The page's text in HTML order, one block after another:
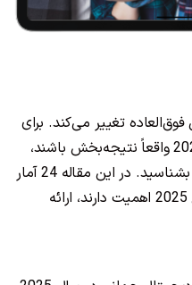
تغییر می‌کند. برای
این‌که استراتژی‌های شما در سال 2026 واقعاً نتیجه‌بخش باشند،
لازم است داده‌ها و آمارهای به‌روز را بشناسید. در این مقاله 24 آمار
کلیدی بازاریابی دیجیتال که در سال 2025 اهمیت دارند، ارائه